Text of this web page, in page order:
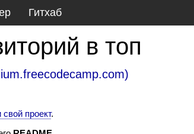
Гитхаб
в топ
)
проект.